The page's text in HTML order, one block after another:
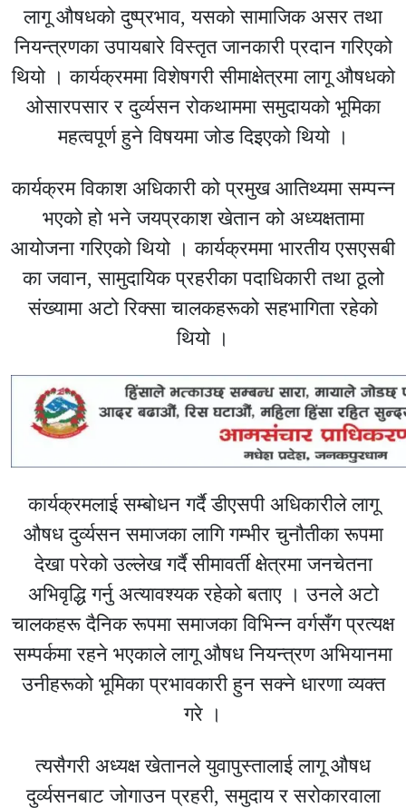
लागू औषधको दुष्प्रभाव, यसको सामाजिक असर तथा
नियन्त्रणका उपायबारे विस्तृत जानकारी प्रदान गरिएको
थियो । कार्यक्रममा विशेषगरी सीमाक्षेत्रमा लागू औषधको
ओसारपसार र दुर्व्यसन रोकथाममा समुदायको भूमिका
महत्वपूर्ण हुने विषयमा जोड दिइएको थियो ।
कार्यक्रम विकाश अधिकारी को प्रमुख आतिथ्यमा सम्पन्न
भएको हो भने जयप्रकाश खेतान को अध्यक्षतामा
आयोजना गरिएको थियो । कार्यक्रममा भारतीय एसएसबी
का जवान, सामुदायिक प्रहरीका पदाधिकारी तथा ठूलो
संख्यामा अटो रिक्सा चालकहरूको सहभागिता रहेको
थियो ।
कार्यक्रमलाई सम्बोधन गर्दै डीएसपी अधिकारीले लागू
औषध दुर्व्यसन समाजका लागि गम्भीर चुनौतीका रूपमा
देखा परेको उल्लेख गर्दै सीमावर्ती क्षेत्रमा जनचेतना
अभिवृद्धि गर्नु अत्यावश्यक रहेको बताए । उनले अटो
चालकहरू दैनिक रूपमा समाजका विभिन्न वर्गसँग प्रत्यक्ष
सम्पर्कमा रहने भएकाले लागू औषध नियन्त्रण अभियानमा
उनीहरूको भूमिका प्रभावकारी हुन सक्ने धारणा व्यक्त
गरे ।
त्यसैगरी अध्यक्ष खेतानले युवापुस्तालाई लागू औषध
दुर्व्यसनबाट जोगाउन प्रहरी, समुदाय र सरोकारवाला